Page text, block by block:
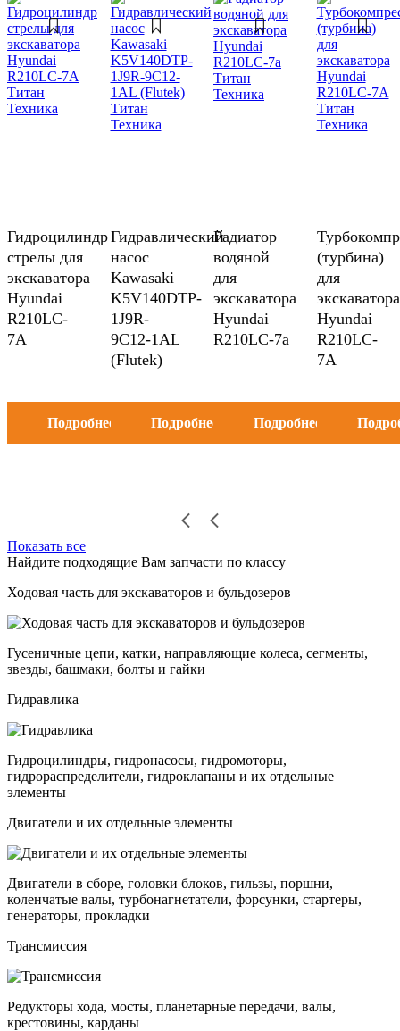
Гидроцилиндр
стрелы для
экскаватора
Hyundai
R210LC-
7A
Подробнее
Гидравлический
насос
Kawasaki
K5V140DTP-
1J9R-
9C12-1AL
(Flutek)
Подробнее
Радиатор
водяной
для
экскаватора
Hyundai
R210LC-7a
Подробнее
(турбина)
для
экскаватора
Hyundai
R210LC-
7A
Показать все
Найдите подходящие Вам запчасти по классу
Ходовая часть для экскаваторов и бульдозеров
Гусеничные цепи, катки, направляющие колеса, сегменты,
звезды, башмаки, болты и гайки
Гидравлика
Гидроцилиндры, гидронасосы, гидромоторы,
гидрораспределители, гидроклапаны и их отдельные
элементы
Двигатели и их отдельные элементы
Двигатели в сборе, головки блоков, гильзы, поршни,
коленчатые валы, турбонагнетатели, форсунки, стартеры,
генераторы, прокладки
Трансмиссия
Редукторы хода, мосты, планетарные передачи, валы,
крестовины, карданы